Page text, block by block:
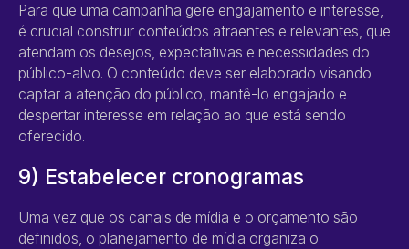
Para que uma campanha gere engajamento e interesse,
é crucial construir conteúdos atraentes e relevantes, que
atendam os desejos, expectativas e necessidades do
público-alvo. O conteúdo deve ser elaborado visando
captar a atenção do público, mantê-lo engajado e
despertar interesse em relação ao que está sendo
oferecido.
9) Estabelecer cronogramas
Uma vez que os canais de mídia e o orçamento são
definidos, o planejamento de mídia organiza o